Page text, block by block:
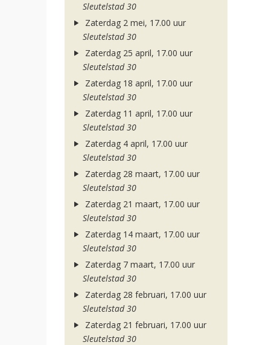
Sleutelstad 30
Zaterdag 2 mei, 17.00 uur
Sleutelstad 30
Zaterdag 25 april, 17.00 uur
Sleutelstad 30
Zaterdag 18 april, 17.00 uur
Sleutelstad 30
Zaterdag 11 april, 17.00 uur
Sleutelstad 30
Zaterdag 4 april, 17.00 uur
Sleutelstad 30
Zaterdag 28 maart, 17.00 uur
Sleutelstad 30
Zaterdag 21 maart, 17.00 uur
Sleutelstad 30
Zaterdag 14 maart, 17.00 uur
Sleutelstad 30
Zaterdag 7 maart, 17.00 uur
Sleutelstad 30
Zaterdag 28 februari, 17.00 uur
Sleutelstad 30
Zaterdag 21 februari, 17.00 uur
Sleutelstad 30